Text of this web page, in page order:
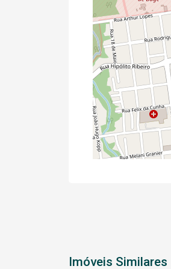
Imóveis Similares